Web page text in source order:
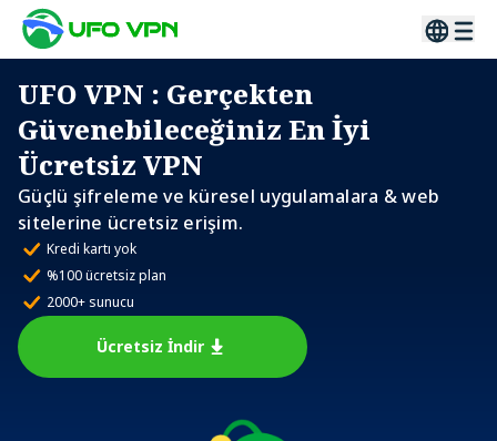
UFO VPN : Gerçekten
Güvenebileceğiniz En İyi
Ücretsiz VPN
Güçlü şifreleme ve küresel uygulamalara & web
sitelerine ücretsiz erişim.
Kredi kartı yok
%100 ücretsiz plan
2000+ sunucu
Ücretsiz İndir